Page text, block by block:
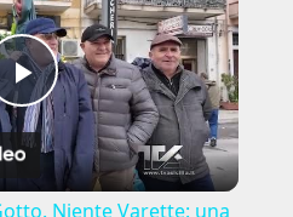
Play
Video
Niente Varette: una